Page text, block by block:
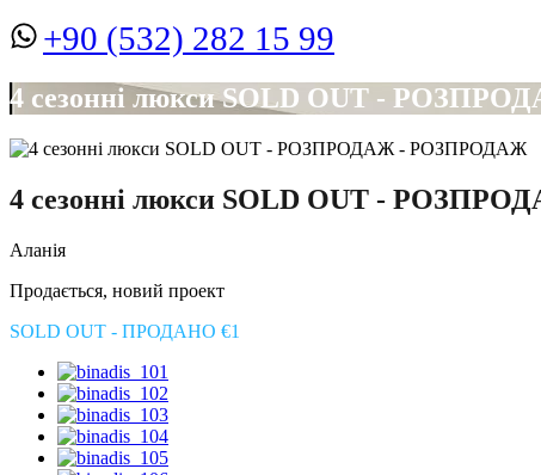
+90 (532) 282 15 99
4 сезонні люкси SOLD OUT -
4 сезонні люкси SOLD OUT -
Аланія
Продається, новий проект
SOLD OUT - ПРОДАНО €1